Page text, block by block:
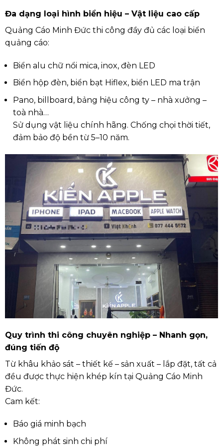
Đa dạng loại hình biển hiệu – Vật liệu cao cấp
Quảng Cáo Minh Đức thi công đầy đủ các loại biển
quảng cáo:
Biển alu chữ nổi mica, inox, đèn LED
Biển hộp đèn, biển bạt Hiflex, biển LED ma trận
Pano, billboard, bảng hiệu công ty – nhà xưởng –
toà nhà…
Sử dụng vật liệu chính hãng. Chống chọi thời tiết,
đảm bảo độ bền từ 5–10 năm.
Quy trình thi công chuyên nghiệp – Nhanh gọn,
đúng tiến độ
Từ khâu khảo sát – thiết kế – sản xuất – lắp đặt, tất cả
đều được thực hiện khép kín tại Quảng Cáo Minh
Đức.
Cam kết:
Báo giá minh bạch
Không phát sinh chi phí